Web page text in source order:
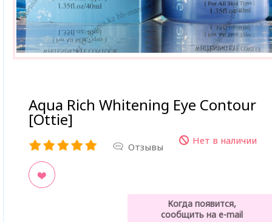
Aqua Rich Whitening Eye Contour
[Ottie]
Отзывы
Нет в наличии
Когда появится,
сообщить на e-mail